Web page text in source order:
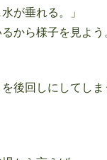
が垂れる。」
から様子を見よう
後回しにしてし